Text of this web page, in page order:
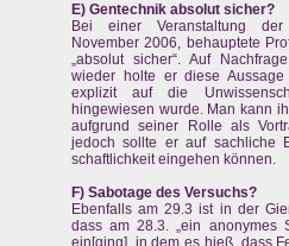
E) Gentechnik absolut sicher?
Bei einer Veranstaltung der
November 2006, behauptete
„absolut sicher“. Auf
wieder holte er diese
explizit auf die
hingewiesen wurde. Man kann
aufgrund seiner Rolle als
jedoch sollte er auf sachliche
schaftlichkeit eingehen können.
F) Sabotage des Versuchs?
Ebenfalls am 29.3 ist in der
dass am 28.3. „ein anonymes